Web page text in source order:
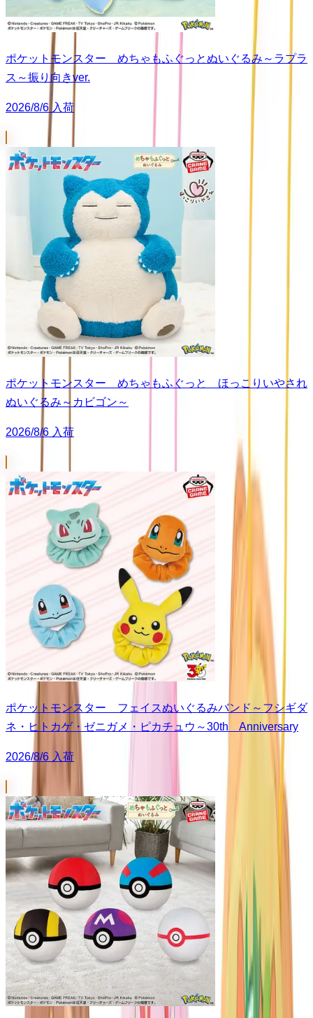
ポケットモンスター めちゃもふぐっとぬいぐるみ～ラプラ
ス～振り向きver.
2026/8/6 入荷
ポケットモンスター めちゃもふぐっと ほっこりいやされ
ぬいぐるみ～カビゴン～
2026/8/6 入荷
ポケットモンスター フェイスぬいぐるみバンド～フシギダ
ネ・ヒトカゲ・ゼニガメ・ピカチュウ～30th Anniversary
2026/8/6 入荷